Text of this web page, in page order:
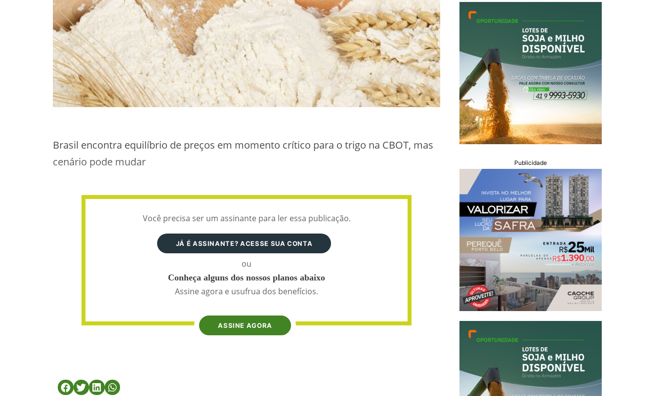
Brasil encontra equilíbrio de preços em momento crítico para o trigo na CBOT, mas
cenário pode mudar
Você precisa ser um assinante para ler essa publicação.
JÁ É ASSINANTE? ACESSE SUA CONTA
ou
Conheça alguns dos nossos planos abaixo
Assine agora e usufrua dos benefícios.
ASSINE AGORA
Publicidade